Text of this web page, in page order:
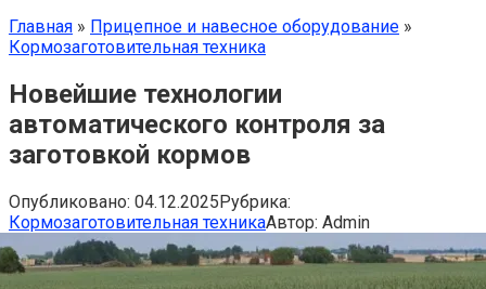
Главная » Прицепное и навесное оборудование »
Кормозаготовительная техника
Новейшие технологии
автоматического контроля за
заготовкой кормов
Опубликовано: 04.12.2025Рубрика:
Кормозаготовительная техникаАвтор: Admin